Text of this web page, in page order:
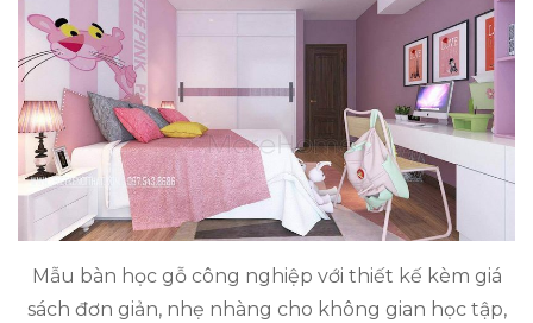
Mẫu bàn học gỗ công nghiệp với thiết kế kèm giá
sách đơn giản, nhẹ nhàng cho không gian học tập,